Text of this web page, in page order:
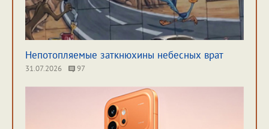
Непотопляемые заткнюхины небесных врат
31.07.2026 97